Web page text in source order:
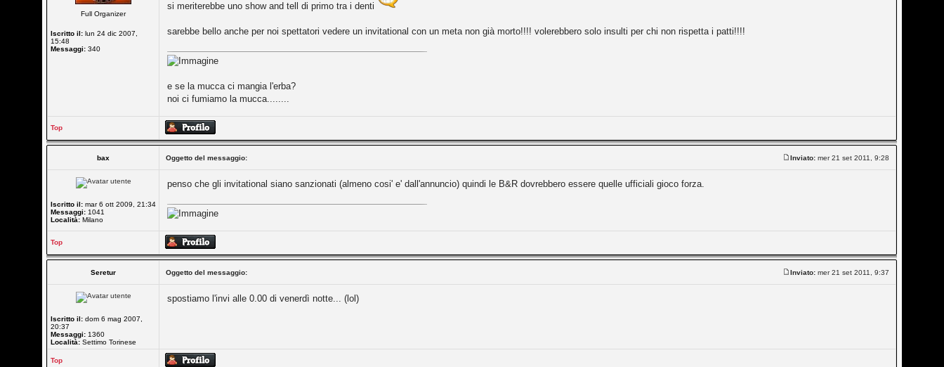
Full Organizer
Iscritto il: lun 24 dic 2007,
15:48
Messaggi: 340
si meriterebbe uno show and tell di primo tra i denti
sarebbe bello anche per noi spettatori vedere un invitational con un meta non già morto!!!! volerebbero solo insulti per chi non rispetta i patti!!!!
e se la mucca ci mangia l'erba?
noi ci fumiamo la mucca........
Top
bax Oggetto del messaggio: Inviato: mer 21 set 2011, 9:28
Iscritto il: mar 6 ott 2009, 21:34
Messaggi: 1041
Località: Milano
penso che gli invitational siano sanzionati (almeno cosi' e' dall'annuncio) quindi le B&R dovrebbero essere quelle ufficiali gioco forza.
Top
Seretur Oggetto del messaggio: Inviato: mer 21 set 2011, 9:37
Iscritto il: dom 6 mag 2007,
20:37
Messaggi: 1360
Località: Settimo Torinese
spostiamo l'invi alle 0.00 di venerdì notte... (lol)
Top